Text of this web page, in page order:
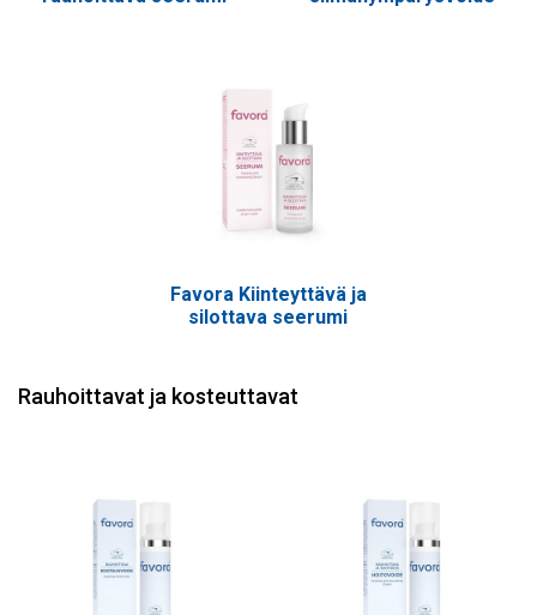
Favora Kiinteyttävä ja
silottava seerumi
Rauhoittavat ja kosteuttavat